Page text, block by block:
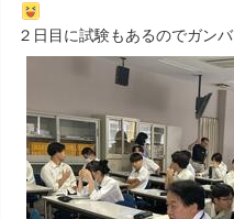
２日目に試験もあるのでガンバ